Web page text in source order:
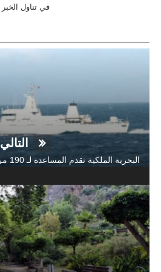
في تناول الخبر
التالي
البحرية الملكية تقدم المساعدة لـ 190 مرشحا للهجرة غير الشرعية